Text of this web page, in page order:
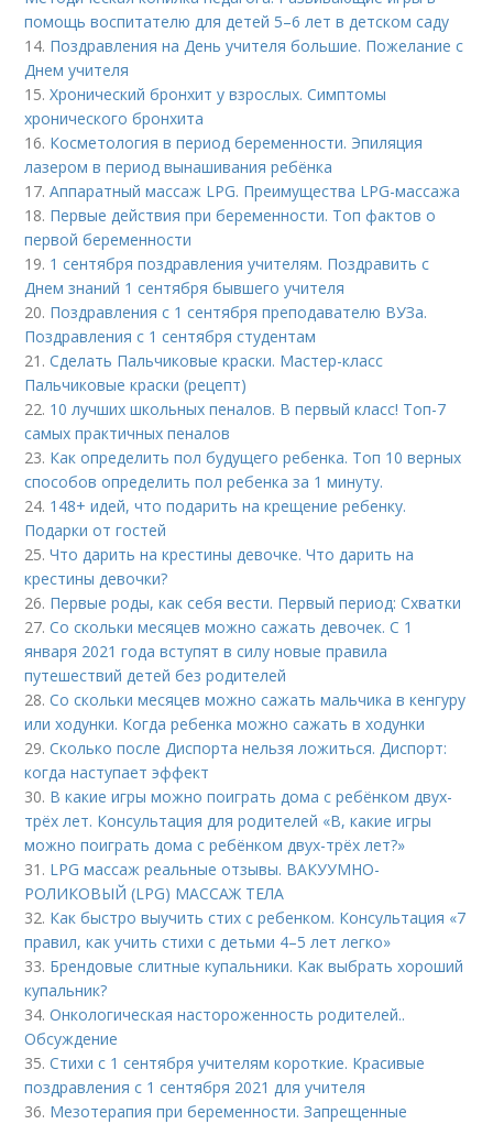
помощь воспитателю для детей 5–6 лет в детском саду
14. Поздравления на День учителя большие. Пожелание с
Днем учителя
15.Хронический бронхит у взрослых. Симптомы
хронического бронхита
16. Косметология в период беременности. Эпиляция
лазером в период вынашивания ребёнка
17.Аппаратный массаж LPG. Преимущества LPG-массажа
18. Первые действия при беременности. Топ фактов о
первой беременности
19. 1 сентября поздравления учителям. Поздравить с
Днем знаний 1 сентября бывшего учителя
20. Поздравления с 1 сентября преподавателю ВУЗа.
Поздравления с 1 сентября студентам
21.Сделать Пальчиковые краски. Мастер-класс
Пальчиковые краски (рецепт)
22. 10 лучших школьных пеналов. В первый класс! Топ-7
самых практичных пеналов
23. Как определить пол будущего ребенка. Топ 10 верных
способов определить пол ребенка за 1 минуту.
24. 148+ идей, что подарить на крещение ребенку.
Подарки от гостей
25.Что дарить на крестины девочке. Что дарить на
крестины девочки?
26. Первые роды, как себя вести. Первый период: Схватки
27.Со скольки месяцев можно сажать девочек. С 1
января 2021 года вступят в силу новые правила
путешествий детей без родителей
28.Со скольки месяцев можно сажать мальчика в кенгуру
или ходунки. Когда ребенка можно сажать в ходунки
29.Сколько после Диспорта нельзя ложиться. Диспорт:
когда наступает эффект
30. В какие игры можно поиграть дома с ребёнком двух-
трёх лет. Консультация для родителей «В, какие игры
можно поиграть дома с ребёнком двух-трёх лет?»
31. LPG массаж реальные отзывы. ВАКУУМНО-
РОЛИКОВЫЙ (LPG) МАССАЖ ТЕЛА
32. Как быстро выучить стих с ребенком. Консультация «7
правил, как учить стихи с детьми 4–5 лет легко»
33. Брендовые слитные купальники. Как выбрать хороший
купальник?
34.Онкологическая настороженность родителей..
Обсуждение
35.Стихи с 1 сентября учителям короткие. Красивые
поздравления с 1 сентября 2021 для учителя
36. Мезотерапия при беременности. Запрещенные